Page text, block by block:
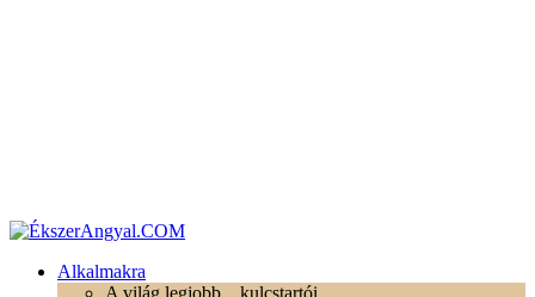
Alkalmakra
A világ legjobb…kulcstartói